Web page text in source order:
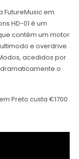
FutureMusic em
HD-01 é um
contém um motor
e overdrive.
acedidos por
o
Preto custa €1700